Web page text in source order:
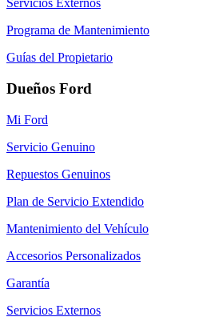
Servicios Externos
Programa de Mantenimiento
Guías del Propietario
Dueños Ford
Mi Ford
Servicio Genuino
Repuestos Genuinos
Plan de Servicio Extendido
Mantenimiento del Vehículo
Accesorios Personalizados
Garantía
Servicios Externos